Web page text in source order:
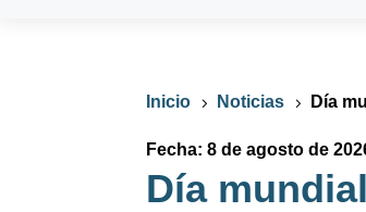
Inicio 5 Noticias 5 Día
Fecha: 8 de agosto de
Día